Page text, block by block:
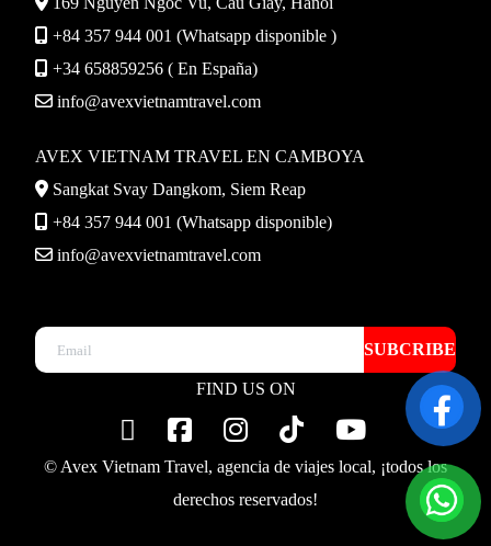
+84 357 944 001 (Whatsapp disponible )
+34 658859256 ( En España)
info@avexvietnamtravel.com
AVEX VIETNAM TRAVEL EN CAMBOYA
Sangkat Svay Dangkom, Siem Reap
+84 357 944 001 (Whatsapp disponible)
info@avexvietnamtravel.com
SUBCRIBE
FIND US ON
© Avex Vietnam Travel, agencia de viajes local, ¡todos los
derechos reservados!